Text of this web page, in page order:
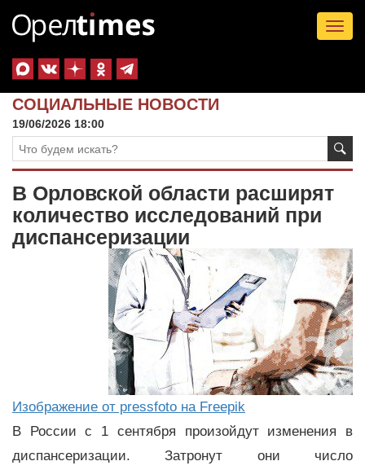
СОЦИАЛЬНЫЕ НОВОСТИ
19/06/2026 18:00
В Орловской области расширят
количество исследований при
диспансеризации
Изображение от pressfoto на Freepik
В России с 1 сентября произойдут изменения в
диспансеризации. Затронут они число